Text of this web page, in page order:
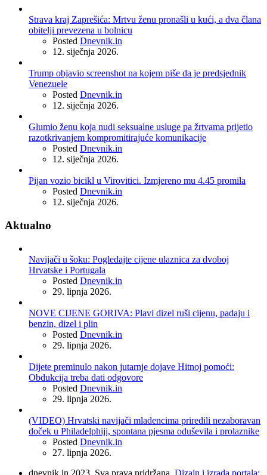
Strava kraj Zaprešića: Mrtvu ženu pronašli u kući, a dva člana
obitelji prevezena u bolnicu
Posted Dnevnik.in
12. siječnja 2026.
Trump objavio screenshot na kojem piše da je predsjednik
Venezuele
Posted Dnevnik.in
12. siječnja 2026.
Glumio ženu koja nudi seksualne usluge pa žrtvama prijetio
razotkrivanjem kompromitirajuće komunikacije
Posted Dnevnik.in
12. siječnja 2026.
Pijan vozio bicikl u Virovitici. Izmjereno mu 4.45 promila
Posted Dnevnik.in
12. siječnja 2026.
Aktualno
Navijači u šoku: Pogledajte cijene ulaznica za dvoboj
Hrvatske i Portugala
Posted Dnevnik.in
29. lipnja 2026.
NOVE CIJENE GORIVA: Plavi dizel ruši cijenu, padaju i
benzin, dizel i plin
Posted Dnevnik.in
29. lipnja 2026.
Dijete preminulo nakon jutarnje dojave Hitnoj pomoći:
Obdukcija treba dati odgovore
Posted Dnevnik.in
29. lipnja 2026.
(VIDEO) Hrvatski navijači mladencima priredili nezaboravan
doček u Philadelphiji, spontana pjesma oduševila i prolaznike
Posted Dnevnik.in
27. lipnja 2026.
dnevnik.in 2023. Sva prava pridržana. Dizajn i izrada portala: